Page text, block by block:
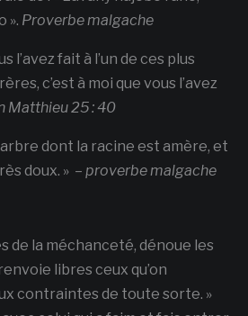
». Proverbe malgache
l’avez fait à l’un de ces plus
c’est à moi que vous l’avez
Matthieu 25 : 40
dont la racine est amère, et
doux. » – proverbe malgache
de la méchanceté, dénoue les
libres ceux qu’on
contraintes de toute sorte. »